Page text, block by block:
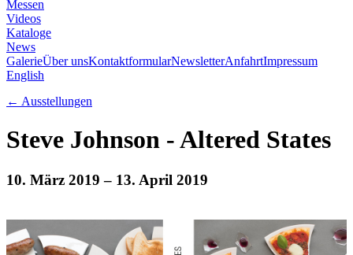
Messen
Videos
Kataloge
News
GalerieÜber unsKontaktformularNewsletterAnfahrtImpressum
English
← Ausstellungen
Steve Johnson - Altered States
10. März 2019 – 13. April 2019